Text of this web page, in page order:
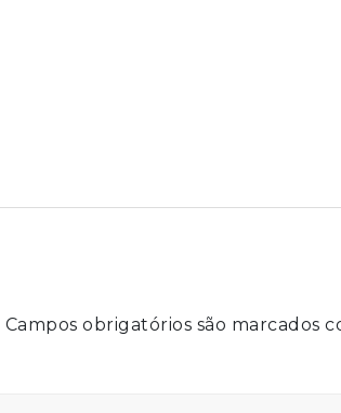
Campos obrigatórios são marcados